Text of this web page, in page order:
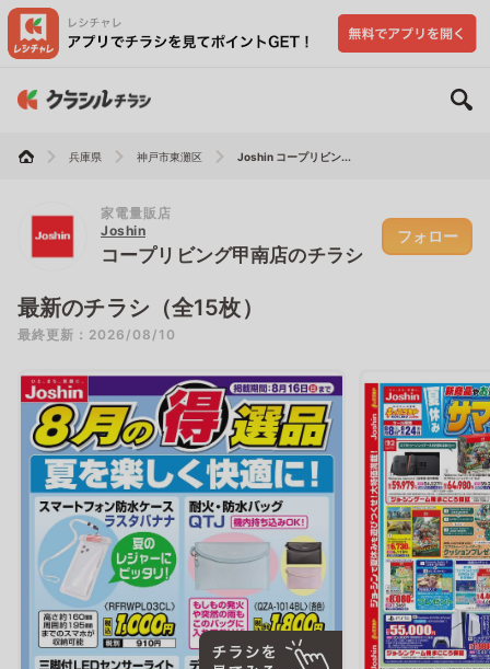
兵庫県 神戸市東灘区 Joshin コープリビン...
家電量販店
Joshin
コープリビング甲南店のチラシ
フォロー
最新のチラシ（全15枚）
最終更新：2026/08/10